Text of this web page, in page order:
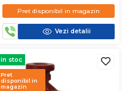
Pret disponibil in magazin
Vezi detalii
in stoc
Pret
disponibil in
magazin